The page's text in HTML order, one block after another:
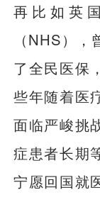
再比如英
（NHS）
了全民医保
些年随着医
面临严峻挑
症患者长期
宁愿回国就